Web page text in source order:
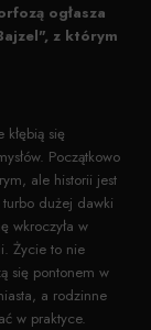
ogłasza
z którym
się
Początkowo
ale historii jest
dużej dawki
wkroczyła w
Życie to nie
się pontonem w
a rodzinne
w praktyce.